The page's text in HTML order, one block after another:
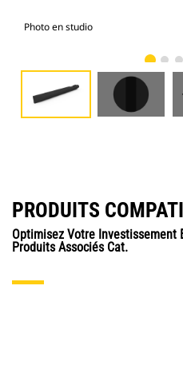
Photo en studio
PRODUITS
Optimisez Votre Investissement
Produits Associés Cat.